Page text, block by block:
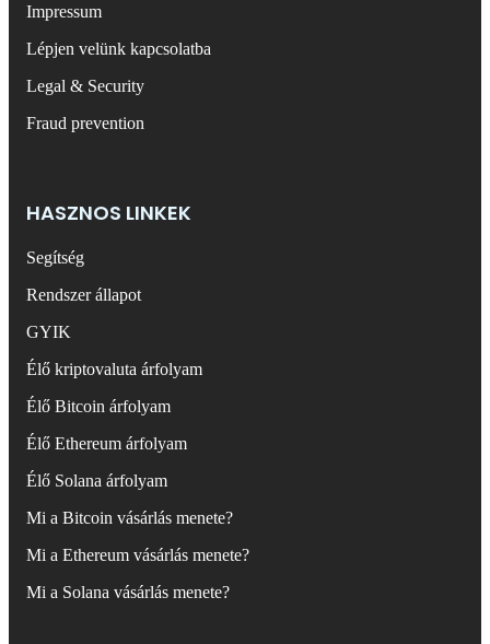
Impressum
Lépjen velünk kapcsolatba
Legal & Security
Fraud prevention
HASZNOS LINKEK
Segítség
Rendszer állapot
GYIK
Élő kriptovaluta árfolyam
Élő Bitcoin árfolyam
Élő Ethereum árfolyam
Élő Solana árfolyam
Mi a Bitcoin vásárlás menete?
Mi a Ethereum vásárlás menete?
Mi a Solana vásárlás menete?